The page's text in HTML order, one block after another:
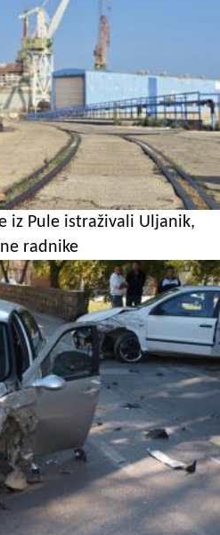
iz Pule istraživali Uljanik,
radnike